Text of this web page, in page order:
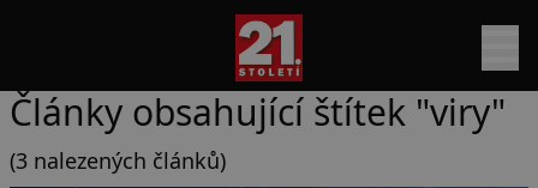
Články obsahující štítek "viry"
(3 nalezených článků)